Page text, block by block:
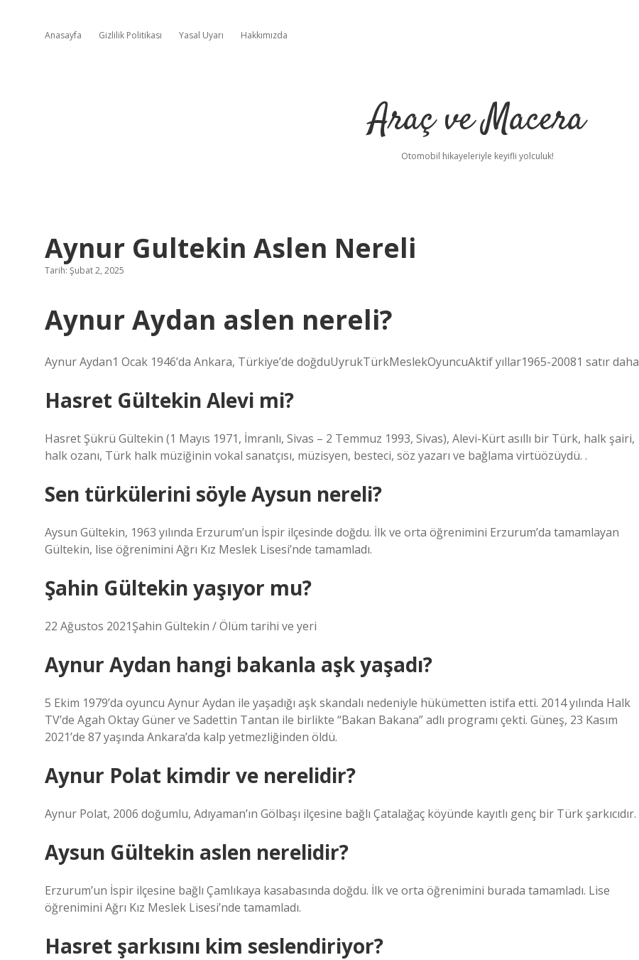
Anasayfa Gizlilik Politikası Yasal Uyarı Hakkımızda
Araç ve Macera
Otomobil hikayeleriyle keyifli yolculuk!
Aynur Gultekin Aslen Nereli
Tarih: Şubat 2, 2025
Aynur Aydan aslen nereli?
Aynur Aydan1 Ocak 1946’da Ankara, Türkiye’de doğduUyrukTürkMeslekOyuncuAktif yıllar1965-20081 satır daha
Hasret Gültekin Alevi mi?
Hasret Şükrü Gültekin (1 Mayıs 1971, İmranlı, Sivas – 2 Temmuz 1993, Sivas), Alevi-Kürt asıllı bir Türk, halk şairi,
halk ozanı, Türk halk müziğinin vokal sanatçısı, müzisyen, besteci, söz yazarı ve bağlama virtüözüydü. .
Sen türkülerini söyle Aysun nereli?
Aysun Gültekin, 1963 yılında Erzurum’un İspir ilçesinde doğdu. İlk ve orta öğrenimini Erzurum’da tamamlayan
Gültekin, lise öğrenimini Ağrı Kız Meslek Lisesi’nde tamamladı.
Şahin Gültekin yaşıyor mu?
22 Ağustos 2021Şahin Gültekin / Ölüm tarihi ve yeri
Aynur Aydan hangi bakanla aşk yaşadı?
5 Ekim 1979’da oyuncu Aynur Aydan ile yaşadığı aşk skandalı nedeniyle hükümetten istifa etti. 2014 yılında Halk
TV’de Agah Oktay Güner ve Sadettin Tantan ile birlikte “Bakan Bakana” adlı programı çekti. Güneş, 23 Kasım
2021’de 87 yaşında Ankara’da kalp yetmezliğinden öldü.
Aynur Polat kimdir ve nerelidir?
Aynur Polat, 2006 doğumlu, Adıyaman’ın Gölbaşı ilçesine bağlı Çatalağaç köyünde kayıtlı genç bir Türk şarkıcıdır.
Aysun Gültekin aslen nerelidir?
Erzurum’un İspir ilçesine bağlı Çamlıkaya kasabasında doğdu. İlk ve orta öğrenimini burada tamamladı. Lise
öğrenimini Ağrı Kız Meslek Lisesi’nde tamamladı.
Hasret şarkısını kim seslendiriyor?